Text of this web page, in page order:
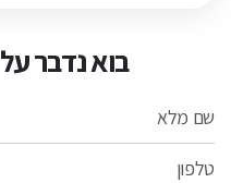
בוא נדבר על
שם מלא
טלפון